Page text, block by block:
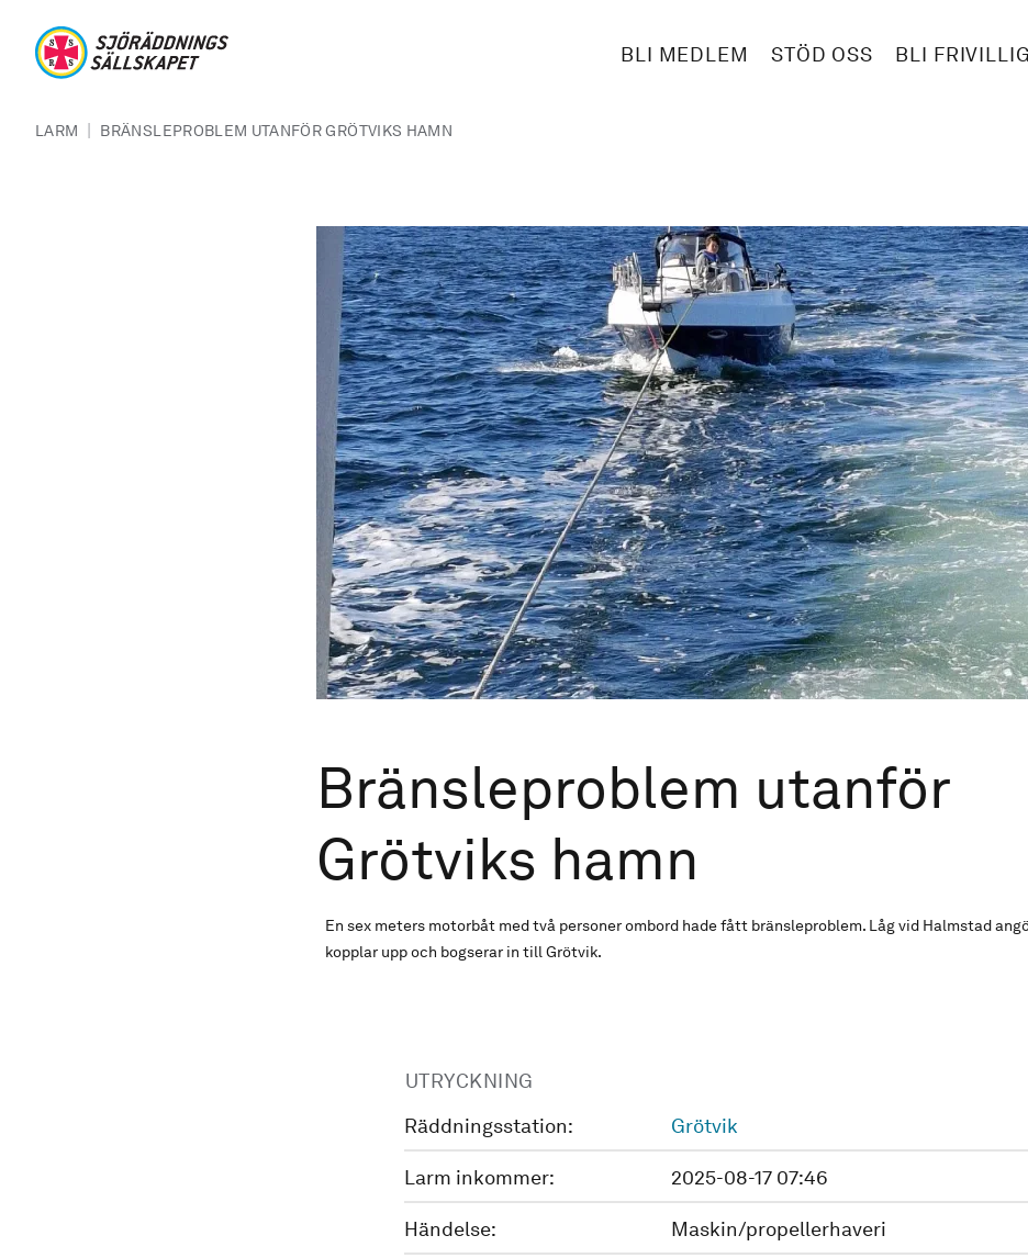
BLI MEDLEM STÖD OSS BLI FRIVILLIG
LARM | BRÄNSLEPROBLEM UTANFÖR GRÖTVIKS HAMN
Bränsleproblem utanför
Grötviks hamn
En sex meters motorbåt med två personer ombord hade fått bränsleproblem. Låg vid Halmstad
kopplar upp och bogserar in till Grötvik.
UTRYCKNING
Räddningsstation:
Grötvik
Larm inkommer: 2025-08-17 07:46
Händelse: Maskin/propellerhaveri